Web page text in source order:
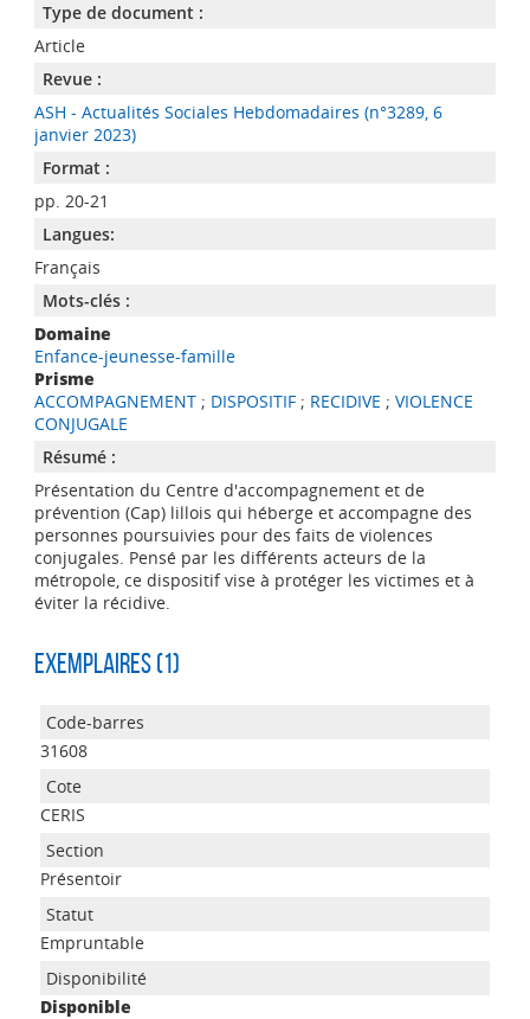
Type de document :
Article
Revue :
ASH - Actualités Sociales Hebdomadaires (n°3289, 6
janvier 2023)
Format :
pp. 20-21
Langues:
Français
Mots-clés :
Domaine
Enfance-jeunesse-famille
Prisme
ACCOMPAGNEMENT; DISPOSITIF; RECIDIVE ; VIOLENCE
CONJUGALE
Résumé :
Présentation du Centre d'accompagnement et de
prévention (Cap) lillois qui héberge et accompagne des
personnes poursuivies pour des faits de violences
conjugales. Pensé par les différents acteurs de la
métropole, ce dispositif vise à protéger les victimes et à
éviter la récidive.
Exemplaires (1)
31608
CERIS
Présentoir
Empruntable
Disponible